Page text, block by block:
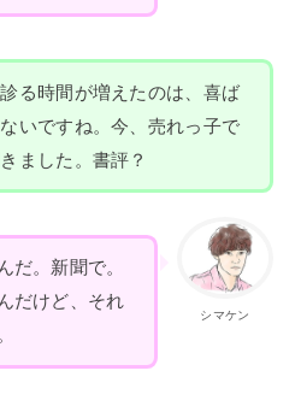
る時間が増えたのは、喜ば
いですね。今、売れっ子で
ました。書評？
シマケン
だ。新聞で。
だけど、それ